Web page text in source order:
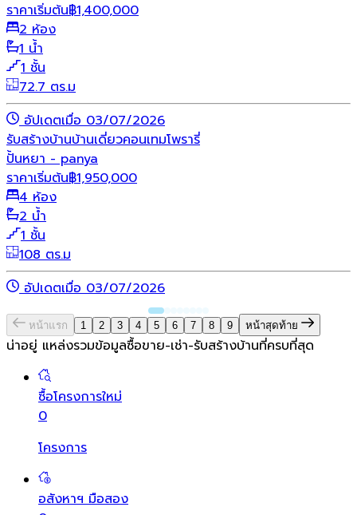
ราคาเริ่มต้น฿1,400,000
2 ห้อง
1 น้ำ
1 ชั้น
72.7 ตร.ม
อัปเดตเมื่อ 03/07/2026
รับสร้างบ้านบ้านเดี่ยวคอนเทมโพรารี่
ปั้นหยา - panya
ราคาเริ่มต้น฿1,950,000
4 ห้อง
2 น้ำ
1 ชั้น
108 ตร.ม
อัปเดตเมื่อ 03/07/2026
หน้าแรก 1 2 3 4 5 6 7 8 9 หน้าสุดท้าย
น่าอยู่ แหล่งรวมข้อมูลซื้อขาย-เช่า-รับสร้างบ้านที่ครบที่สุด
ซื้อโครงการใหม่
0
โครงการ
อสังหาฯ มือสอง